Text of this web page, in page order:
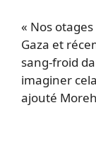
« Nos
Gaza et
sang-froid
imaginer
ajouté